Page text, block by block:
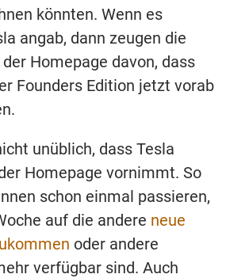
könnten. Wenn es
angab, dann zeugen die
Homepage davon, dass
Founders Edition jetzt vorab
unüblich, dass Tesla
Homepage vornimmt. So
schon einmal passieren,
auf die andere neue
oder andere
verfügbar sind. Auch